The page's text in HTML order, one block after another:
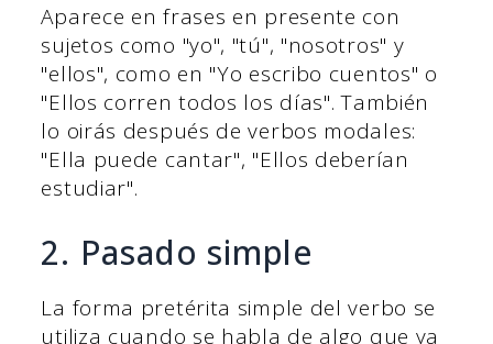
Aparece en frases en presente con
sujetos como "yo", "tú", "nosotros" y
"ellos", como en "Yo escribo cuentos" o
"Ellos corren todos los días". También
lo oirás después de verbos modales:
"Ella puede cantar", "Ellos deberían
estudiar".
2. Pasado simple
La forma pretérita simple del verbo se
utiliza cuando se habla de algo que ya